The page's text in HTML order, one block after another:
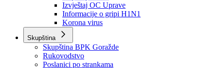
Obavještenja Vlade
Izvještajno prognozna služba Ministarstva privrede
Izvještaj o radu
Izvještaj OC Uprave
Informacije o gripi H1N1
Korona virus
Skupština